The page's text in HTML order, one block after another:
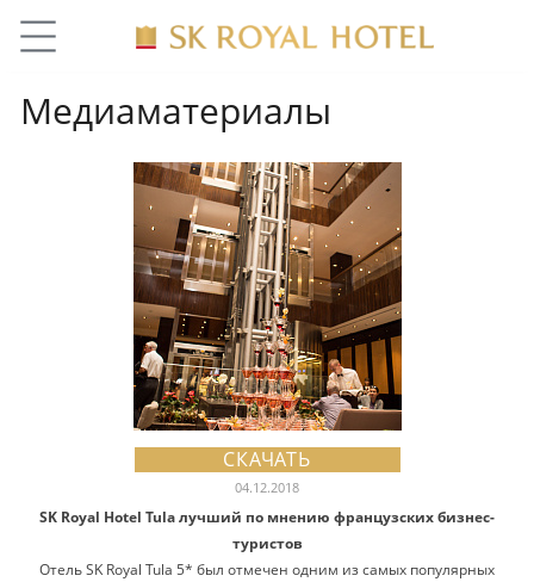
Медиаматериалы
СКАЧАТЬ
04.12.2018
SK Royal Hotel Tula лучший по мнению французских бизнес-
туристов
Отель SK Royal Tula 5* был отмечен одним из самых популярных